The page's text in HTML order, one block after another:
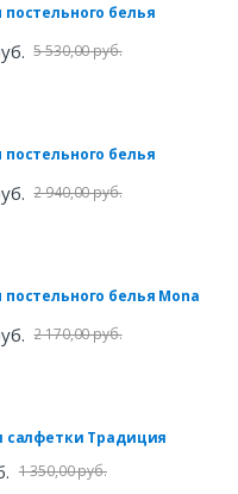
белья
5 530,00 руб.
белья
2 940,00 руб.
белья Mona
2 170,00 руб.
салфетки Традиция
1 350,00 руб.